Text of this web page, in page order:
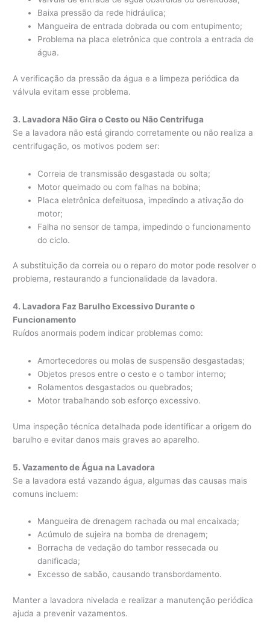
Baixa pressão da rede hidráulica;
Mangueira de entrada dobrada ou com entupimento;
Problema na placa eletrônica que controla a entrada de
água.
A verificação da pressão da água e a limpeza periódica da
válvula evitam esse problema.
3. Lavadora Não Gira o Cesto ou Não Centrifuga
Se a lavadora não está girando corretamente ou não realiza a
centrifugação, os motivos podem ser:
Correia de transmissão desgastada ou solta;
Motor queimado ou com falhas na bobina;
Placa eletrônica defeituosa, impedindo a ativação do
motor;
Falha no sensor de tampa, impedindo o funcionamento
do ciclo.
A substituição da correia ou o reparo do motor pode resolver o
problema, restaurando a funcionalidade da lavadora.
4. Lavadora Faz Barulho Excessivo Durante o
Funcionamento
Ruídos anormais podem indicar problemas como:
Amortecedores ou molas de suspensão desgastadas;
Objetos presos entre o cesto e o tambor interno;
Rolamentos desgastados ou quebrados;
Motor trabalhando sob esforço excessivo.
Uma inspeção técnica detalhada pode identificar a origem do
barulho e evitar danos mais graves ao aparelho.
5. Vazamento de Água na Lavadora
Se a lavadora está vazando água, algumas das causas mais
comuns incluem:
Mangueira de drenagem rachada ou mal encaixada;
Acúmulo de sujeira na bomba de drenagem;
Borracha de vedação do tambor ressecada ou
danificada;
Excesso de sabão, causando transbordamento.
Manter a lavadora nivelada e realizar a manutenção periódica
ajuda a prevenir vazamentos.